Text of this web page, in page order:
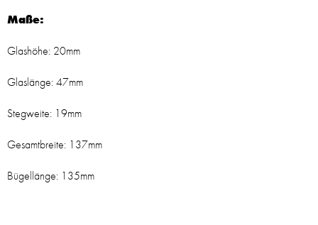
Maße:
Glashöhe: 20mm
Glaslänge: 47mm
Stegweite: 19mm
Gesamtbreite: 137mm
Bügellänge: 135mm